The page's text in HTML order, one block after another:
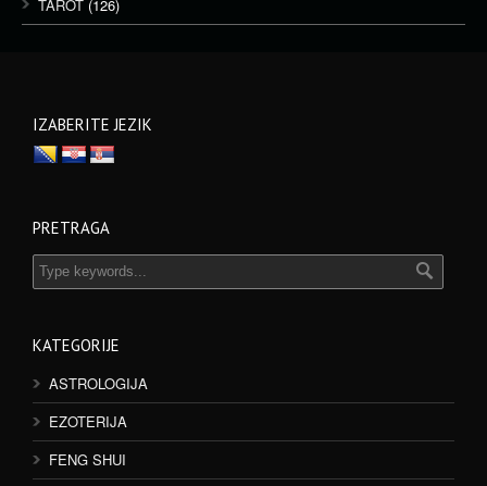
TAROT (126)
IZABERITE JEZIK
PRETRAGA
KATEGORIJE
ASTROLOGIJA
EZOTERIJA
FENG SHUI